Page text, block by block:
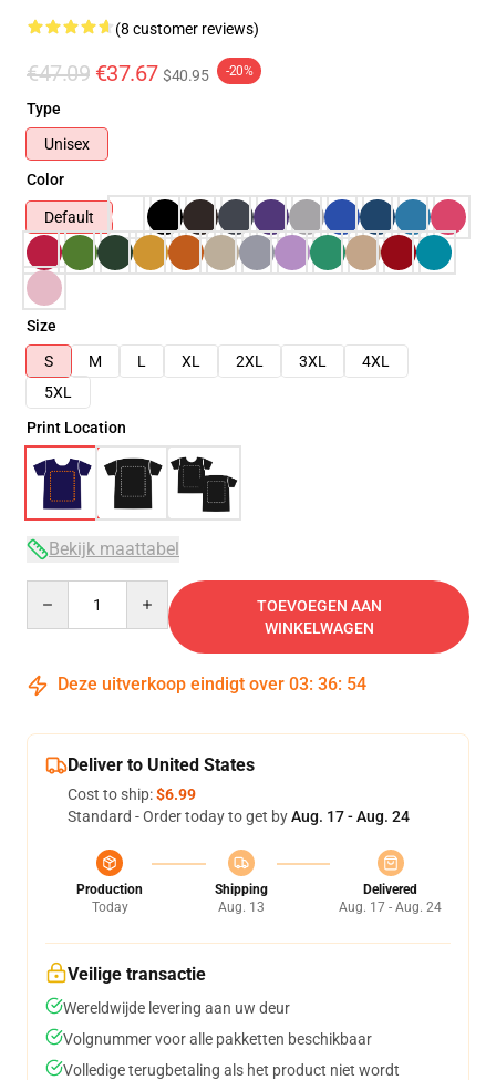
(8 customer reviews)
€47.09 €37.67 $40.95 -20%
Type
Unisex
Color
Default
Size
S
M L XL 2XL 3XL
4XL
5XL
Print Location
Bekijk maattabel
TOEVOEGEN AAN
WINKELWAGEN
Deze uitverkoop eindigt over 03: 36: 54
Deliver to United States
Cost to ship:$6.99
Standard - Order today to get byAug. 17 - Aug. 24
Production
Today
Shipping
Aug. 13
Delivered
Aug. 17 - Aug. 24
Veilige transactie
Wereldwijde levering aan uw deur
Volgnummer voor alle pakketten beschikbaar
Volledige terugbetaling als het product niet wordt